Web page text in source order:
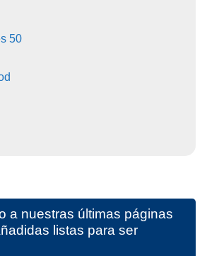
50
a nuestras últimas páginas
listas para ser